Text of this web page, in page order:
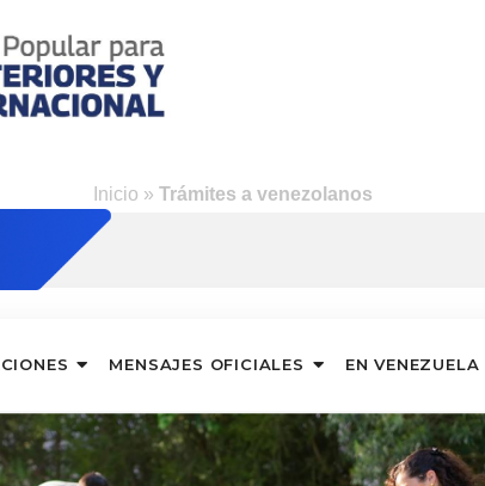
Inicio » Trámites a venezolanos
MENSAJES OFICIALES EN VENEZUELA